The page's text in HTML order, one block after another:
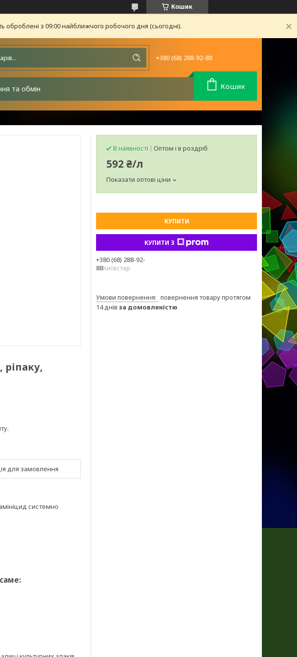
Кошик
оброблені з 09:00 найближчого робочого дня (сьогодні).
+380 (68) 288-92-88
та обмін Кошик
ріпаку,
для замовлення
системно
В наявності Оптом і в роздріб
592 ₴/л
Показати оптові ціни
КУПИТИ
КУПИТИ З
+380 (68) 288-92-
88Київстар
повернення товару протягом
14 днів за домовленістю